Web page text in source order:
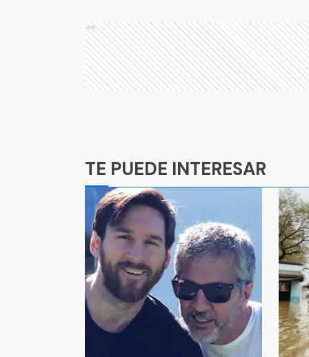
Ads
TE PUEDE INTERESAR